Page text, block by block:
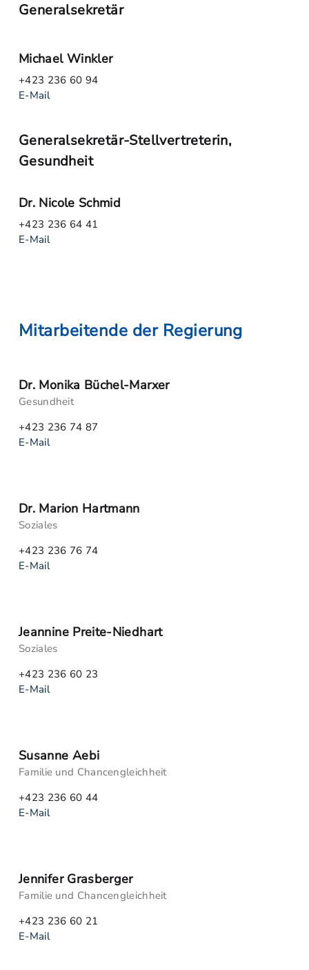
Generalsekretär
Michael Winkler
+423 236 60 94
E-Mail
Generalsekretär-Stellvertreterin,
Gesundheit
Dr. Nicole Schmid
+423 236 64 41
E-Mail
Mitarbeitende der Regierung
Dr. Monika Büchel-Marxer
Gesundheit
+423 236 74 87
E-Mail
Dr. Marion Hartmann
Soziales
+423 236 76 74
E-Mail
Jeannine Preite-Niedhart
Soziales
+423 236 60 23
E-Mail
Susanne Aebi
Familie und Chancengleichheit
+423 236 60 44
E-Mail
Jennifer Grasberger
Familie und Chancengleichheit
+423 236 60 21
E-Mail